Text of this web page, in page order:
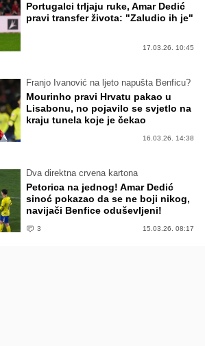
Portugalci trljaju ruke, Amar Dedić
pravi transfer života: "Zaludio ih je"
17.03.26. 10:45
Franjo Ivanović na ljeto napušta Benficu?
Mourinho pravi Hrvatu pakao u
Lisabonu, no pojavilo se svjetlo na
kraju tunela koje je čekao
16.03.26. 14:38
Dva direktna crvena kartona
Petorica na jednog! Amar Dedić
sinoć pokazao da se ne boji nikog,
navijači Benfice oduševljeni!
3 15.03.26. 08:17